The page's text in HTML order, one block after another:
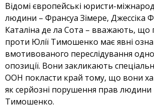
Відомі європейські юристи-
людини – Франсуа Зімере, Джессіка
Каталіна де ла Сота – вважають, що
проти Юлії Тимошенко має явні
вмотивованого переслідування
опозиції. Вони закликають
ООН покласти край тому, що вони
як серйозні порушення прав
Тимошенко.